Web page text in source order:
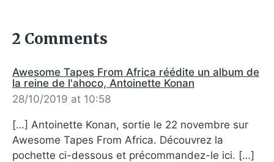
2 Comments
Awesome Tapes From Africa réédite un album de
la reine de l'ahoco, Antoinette Konan
28/10/2019 at 10:58
[…] Antoinette Konan, sortie le 22 novembre sur
Awesome Tapes From Africa. Découvrez la
pochette ci-dessous et précommandez-le ici. […]